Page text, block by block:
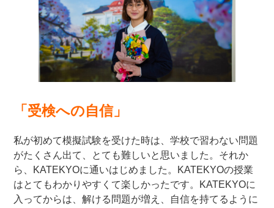
「受検への自信」
私が初めて模擬試験を受けた時は、学校で習わない問題
がたくさん出て、とても難しいと思いました。それか
ら、KATEKYOに通いはじめました。KATEKYOの授業
はとてもわかりやすくて楽しかったです。KATEKYOに
入ってからは、解ける問題が増え、自信を持てるように